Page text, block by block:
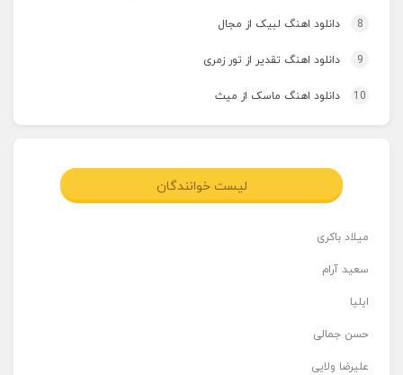
8 دانلود اهنگ لبیک از مجال
9 دانلود اهنگ تقدیر از تور زمری
10 دانلود اهنگ ماسک از میث
لیست خوانندگان
میلاد باکری
سعید آرام
ایلیا
حسن جمالی
علیرضا ولایی